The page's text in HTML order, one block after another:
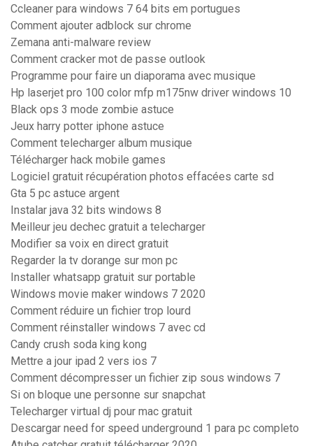
Ccleaner para windows 7 64 bits em portugues
Comment ajouter adblock sur chrome
Zemana anti-malware review
Comment cracker mot de passe outlook
Programme pour faire un diaporama avec musique
Hp laserjet pro 100 color mfp m175nw driver windows 10
Black ops 3 mode zombie astuce
Jeux harry potter iphone astuce
Comment telecharger album musique
Télécharger hack mobile games
Logiciel gratuit récupération photos effacées carte sd
Gta 5 pc astuce argent
Instalar java 32 bits windows 8
Meilleur jeu dechec gratuit a telecharger
Modifier sa voix en direct gratuit
Regarder la tv dorange sur mon pc
Installer whatsapp gratuit sur portable
Windows movie maker windows 7 2020
Comment réduire un fichier trop lourd
Comment réinstaller windows 7 avec cd
Candy crush soda king kong
Mettre a jour ipad 2 vers ios 7
Comment décompresser un fichier zip sous windows 7
Si on bloque une personne sur snapchat
Telecharger virtual dj pour mac gratuit
Descargar need for speed underground 1 para pc completo